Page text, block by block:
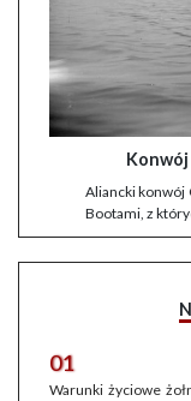
Aliancki konwój
Bootami, z
01
Warunki życiowe